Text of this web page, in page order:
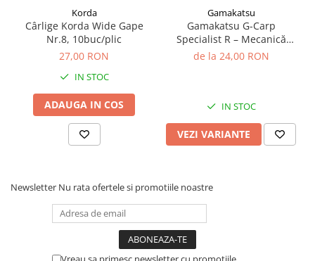
Cantitate:10 bucăți/plic
Produsul se adresează pescarilor de crap care vizează
exemplare mari și au nevoie de un cârlig de încredere
supus la efort maxim. Este o alegere tehnică pentru cei
care prioritizează rezistența în fața fineții extreme.
Este esențial să verificați ascuțimea vârfului după fiecare
recuperare prin zone cu obstacole, deoarece impactul
mecanic poate afecta stratul NRB. O greșeală de evitat
este folosirea acestui cârlig robust cu fire de diametru
foarte mic, deoarece rigiditatea sârmei groase a cârligului
Korda
Cârlige Korda Wide Gape
Nr.8, 10buc/plic
27,00 RON
IN STOC
ADAUGA IN COS
Gamakatsu
Gamakatsu G-Carp
Specialist R – Mecanică
Perfectă pentru Crapi
de la 24,00 RON
IN STOC
VEZI VARIANTE
Newsletter Nu rata ofertele si promotiile noastre